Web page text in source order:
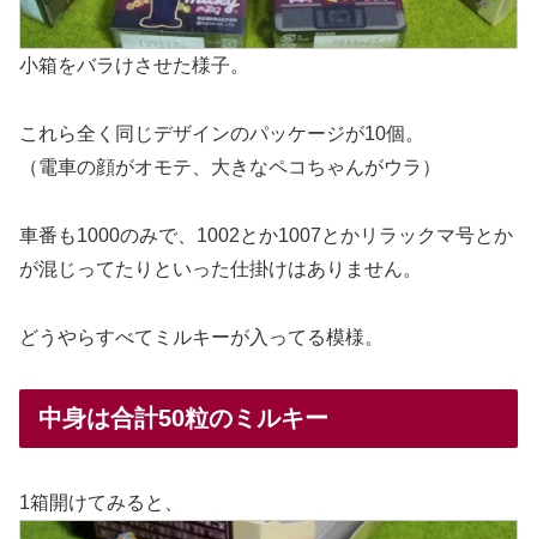
小箱をバラけさせた様子。
これら全く同じデザインのパッケージが10個。
（電車の顔がオモテ、大きなペコちゃんがウラ）
車番も1000のみで、1002とか1007とかリラックマ号とか
が混じってたりといった仕掛けはありません。
どうやらすべてミルキーが入ってる模様。
中身は合計50粒のミルキー
1箱開けてみると、